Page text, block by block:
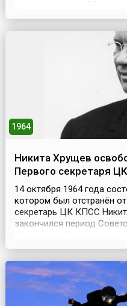
развитию
обмена товарами и
1964
Никита Хрущев
Первого секретаря
14 октября 1964 года
котором был отстранён
секретарь ЦК КПСС
закончился период
руководства партии и
годы. Более того, приход
концентрация этой